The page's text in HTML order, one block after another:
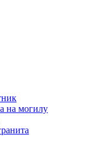
на могилу